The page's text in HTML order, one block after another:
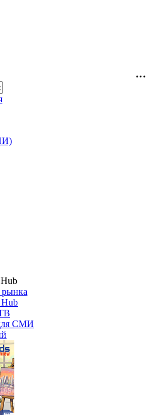
Hub
СМИ